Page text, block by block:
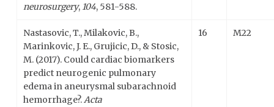
neurosurgery, 104, 581-588.
Nastasovic, T., Milakovic, B.,
Marinkovic, J. E., Grujicic, D., & Stosic,
M. (2017). Could cardiac biomarkers
predict neurogenic pulmonary
edema in aneurysmal subarachnoid
hemorrhage?.Acta
16 M22